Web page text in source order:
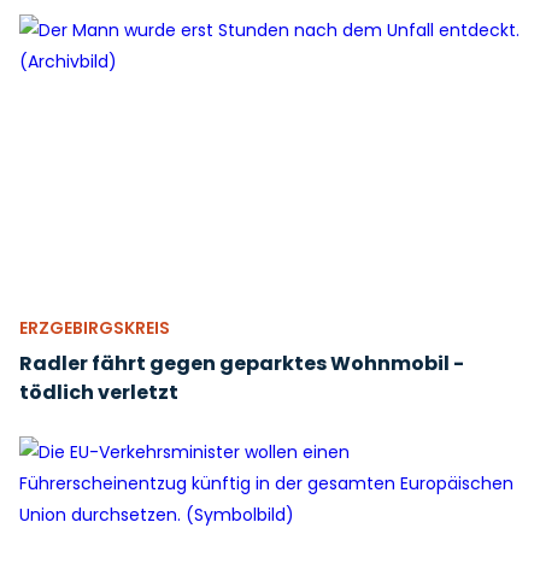
ERZGEBIRGSKREIS
Radler fährt gegen geparktes Wohnmobil -
tödlich verletzt